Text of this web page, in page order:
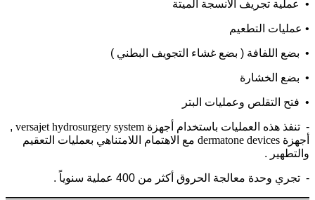
• عملية تجريف الأنسجة الميتة
• عمليات التطعيم
• بضع اللفافة ( بضع غشاء التجويف البطني )
• بضع الخشارة
• فتح التقلص وعمليات البتر
- تنفذ هذه العمليات باستخدام أجهزة versajet hydrosurgery system
,
أجهزة dermatone devices مع الاهتمام اللامتناهي بعمليات التعقيم
والتطهير .
- تجري وحدة معالجة الحروق أكثر من 400 عملية سنوياً .